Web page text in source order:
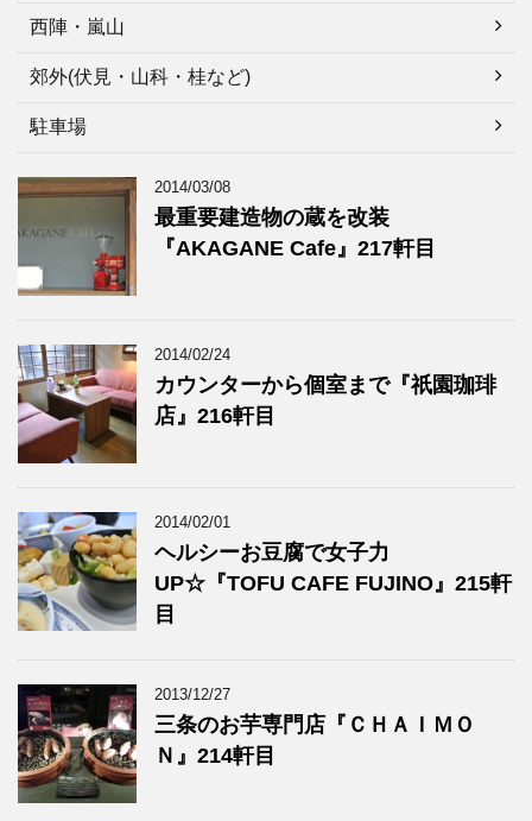
西陣・嵐山
郊外(伏見・山科・桂など)
駐車場
2014/03/08
最重要建造物の蔵を改装
『AKAGANE Cafe』217軒目
2014/02/24
カウンターから個室まで『祇園珈琲
店』216軒目
2014/02/01
ヘルシーお豆腐で女子力
UP☆『TOFU CAFE FUJINO』215軒
目
2013/12/27
三条のお芋専門店『ＣＨＡＩＭＯ
Ｎ』214軒目